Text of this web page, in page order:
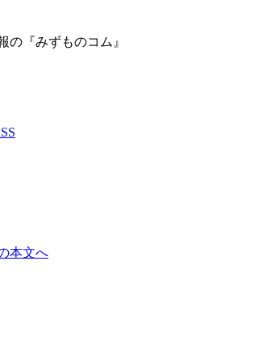
の『みずものコム』
本文へ